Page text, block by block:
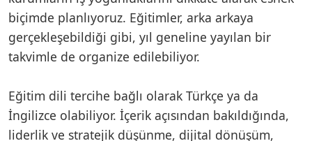
biçimde planlıyoruz. Eğitimler, arka arkaya
gerçekleşebildiği gibi, yıl geneline yayılan bir
takvimle de organize edilebiliyor.
Eğitim dili tercihe bağlı olarak Türkçe ya da
İngilizce olabiliyor. İçerik açısından bakıldığında,
liderlik ve stratejik düşünme, dijital dönüşüm,